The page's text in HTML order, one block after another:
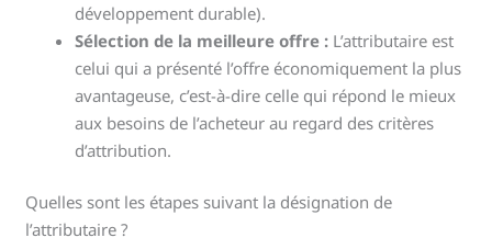
développement durable).
Sélection de la meilleure offre : L’attributaire est
celui qui a présenté l’offre économiquement la plus
avantageuse, c’est-à-dire celle qui répond le mieux
aux besoins de l’acheteur au regard des critères
d’attribution.
Quelles sont les étapes suivant la désignation de
l’attributaire ?